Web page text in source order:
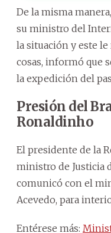
De la misma
su ministro del
la situación y este
cosas, informó que
la expedición del
Presión del
Ronaldinho
El presidente de la
ministro de Justicia
comunicó con el
Acevedo, para
Entérese más: